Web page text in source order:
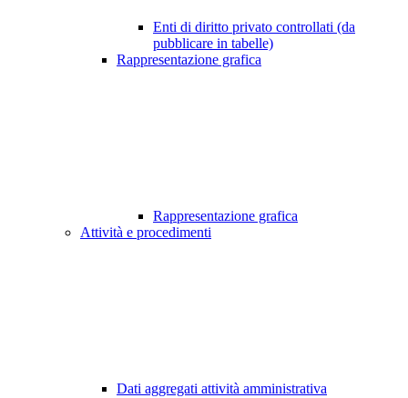
Enti di diritto privato controllati (da
pubblicare in tabelle)
Rappresentazione grafica
Rappresentazione grafica
Attività e procedimenti
Dati aggregati attività amministrativa